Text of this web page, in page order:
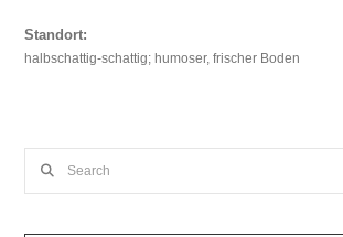
Standort:
halbschattig-schattig; humoser, frischer Boden